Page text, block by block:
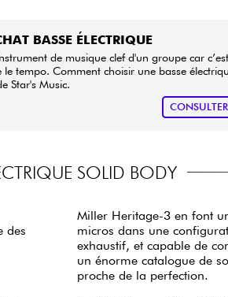
BASSE ÉLECTRIQUE
de musique clef d'un groupe car c’est
le tempo. Comment choisir une basse
Star's Music.
CONSULTER
SOLID BODY
des
Miller Heritage-3 en font
micros dans une
exhaustif, et capable de
un énorme catalogue de
proche de la perfection.